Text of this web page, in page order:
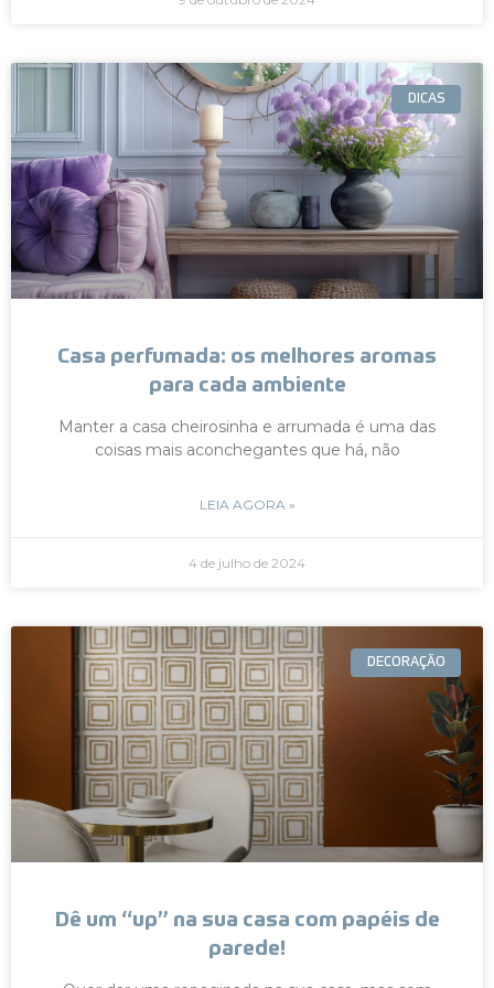
DICAS
Casa perfumada: os melhores aromas
para cada ambiente
Manter a casa cheirosinha e arrumada é uma das
coisas mais aconchegantes que há, não
LEIA AGORA »
4 de julho de 2024
DECORAÇÃO
Dê um “up” na sua casa com papéis de
parede!